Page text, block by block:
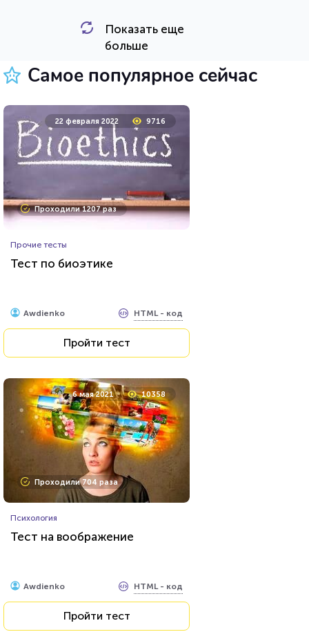
HTML - код
Проходили 11745 раз
Тест: Какое хобби вам
подойдет?
Пройти тест
17 декабря 2021
Проходили 1622 раза
Сможете назвать 100% этих
голливудских звёзд?
Пройти тест
Показать еще
больше
Самое популярное сейчас
22 февраля 2022 9716
Проходили 1207 раз
Прочие тесты
Тест по биоэтике
Awdienko HTML - код
Пройти тест
6 мая 2021 10358
Проходили 704 раза
Психология
Тест на воображение
Awdienko HTML - код
Пройти тест